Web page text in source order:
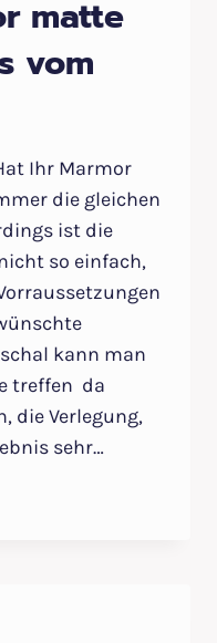
matte
vom
Ihr Marmor
die gleichen
ist die
so einfach,
kann man
treffen da
die Verlegung,
sehr…